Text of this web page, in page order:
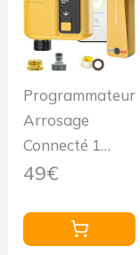
Programmateur
Arrosage
Connecté 1
Voies
WiFi avec
RF433
49€